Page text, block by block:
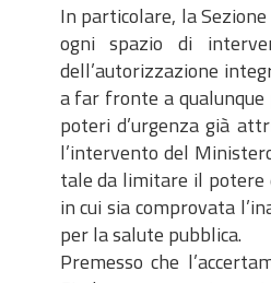
In particolare, la
ogni spazio di
dell’autorizzazione
a far fronte a qualunque
poteri d’urgenza già
l’intervento del
tale da limitare il potere
in cui sia comprovata
per la salute pubblica.
Premesso che